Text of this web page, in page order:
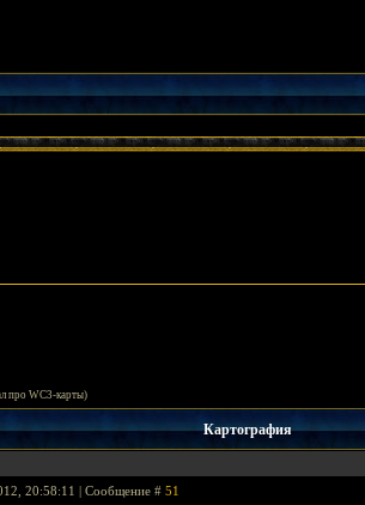
про WC3-карты)
Картография
20:58:11 | Сообщение # 51